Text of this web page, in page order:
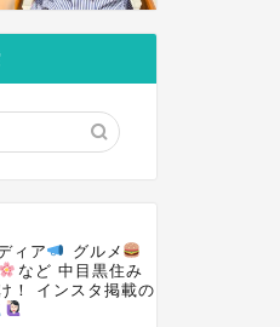
ィア
グルメ
など 中目黒住み
！
インスタ掲載の